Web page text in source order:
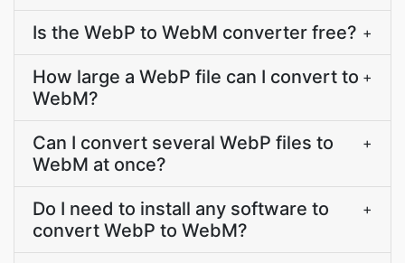
Is the WebP to WebM converter free? +
How large a WebP file can I convert to
WebM?
+
Can I convert several WebP files to
WebM at once?
+
Do I need to install any software to
convert WebP to WebM?
+